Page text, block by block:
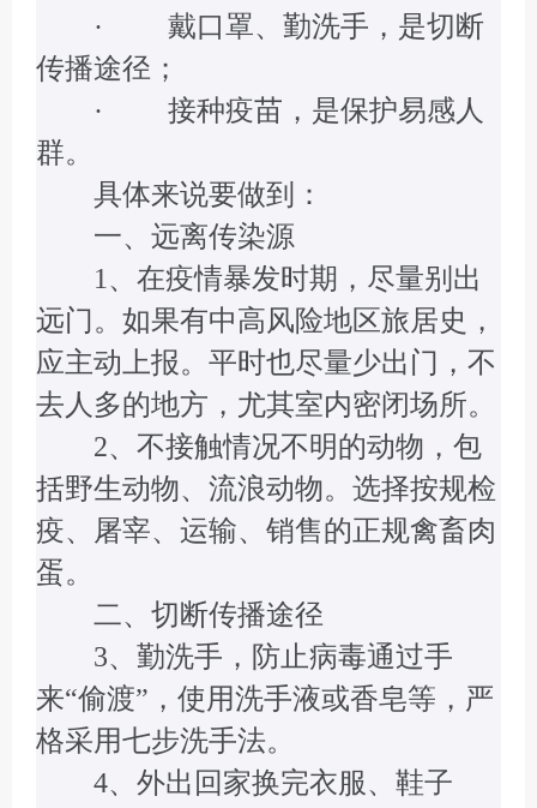
· 戴口罩、勤洗手，是切断
传播途径；
· 接种疫苗，是保护易感人
群。
具体来说要做到：
一、远离传染源
1、在疫情暴发时期，尽量别出
远门。如果有中高风险地区旅居史，
应主动上报。平时也尽量少出门，不
去人多的地方，尤其室内密闭场所。
2、不接触情况不明的动物，包
括野生动物、流浪动物。选择按规检
疫、屠宰、运输、销售的正规禽畜肉
蛋。
二、切断传播途径
3、勤洗手，防止病毒通过手
来“偷渡”，使用洗手液或香皂等，严
格采用七步洗手法。
4、外出回家换完衣服、鞋子